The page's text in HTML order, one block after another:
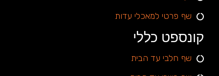
שף פרטי למאכלי עדות
קונספט כללי
שף חלבי עד הבית